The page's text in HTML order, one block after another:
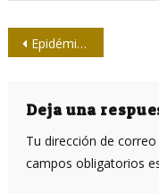
Navegación
entradas
Epidémico, doméstico
Deja una
Tu dirección de
campos obligatorios